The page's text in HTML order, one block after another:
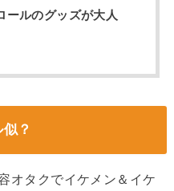
ールのグッズが大人
？
オタクでイケメン＆イケ